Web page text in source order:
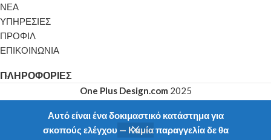
Αυτό είναι ένα δοκιμαστικό κατάστημα για
σκοπούς ελέγχου — Καμία παραγγελία δε θα
ΝΕΑ
ΥΠΗΡΕΣΙΕΣ
ΠΡΟΦΙΛ
ΕΠΙΚΟΙΝΩΝΙΑ
ΠΛΗΡΟΦΟΡΊΕΣ
One Plus Design.com 2025